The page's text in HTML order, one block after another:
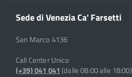
Sede di Venezia Ca' Farsetti
San Marco 4136
Call Center Unico
(+39) 041 041(dalle 08:00 alle 18:00)